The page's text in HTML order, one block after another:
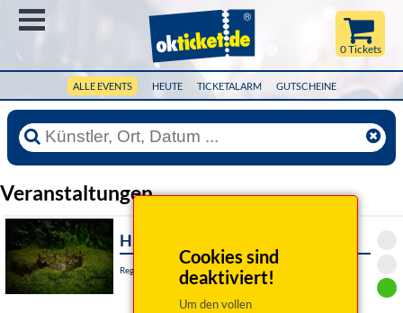
ALLE EVENTS HEUTE TICKETALARM GUTSCHEINE
0 Tickets
Cookies sind
deaktiviert!
Um den vollen
Veranstaltungen
Hamlet
Regensburg, Akademietheater